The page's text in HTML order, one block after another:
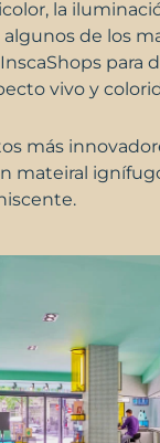
la
de los
para
vivo y
más
mateiral